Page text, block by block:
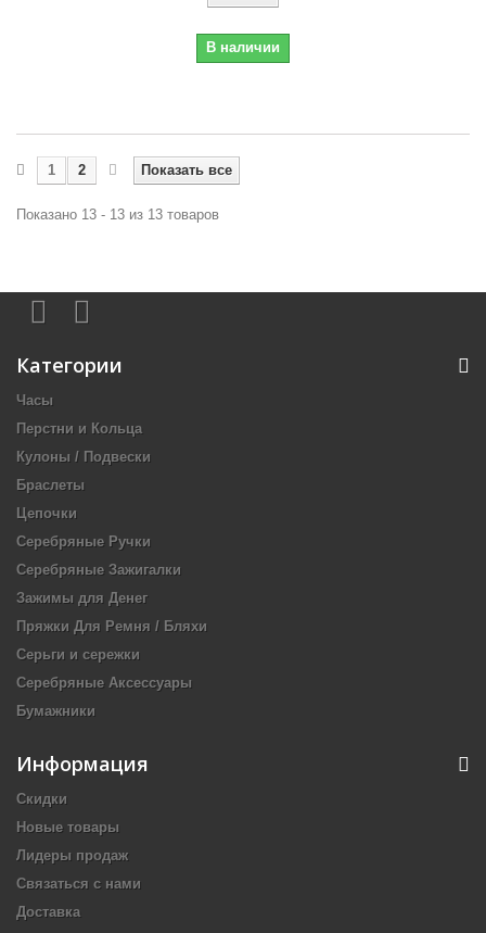
В наличии
Показать все
1 2
Показано 13 - 13 из 13 товаров
Категории
Часы
Перстни и Кольца
Кулоны / Подвески
Браслеты
Цепочки
Серебряные Ручки
Серебряные Зажигалки
Зажимы для Денег
Пряжки Для Ремня / Бляхи
Серьги и сережки
Серебряные Аксессуары
Бумажники
Информация
Скидки
Новые товары
Лидеры продаж
Связаться с нами
Доставка